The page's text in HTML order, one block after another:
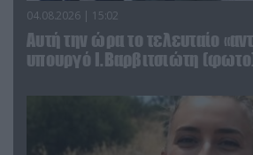
04.08.2026 | 15:02
Αυτή την ώρα το τελευταίο
υπουργό Ι.Βαρβιτσιώτη